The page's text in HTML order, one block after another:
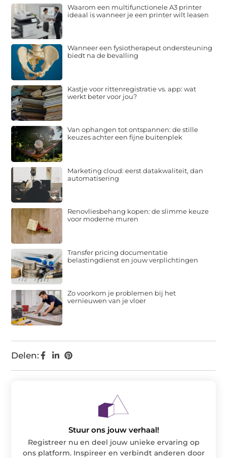
Delen:
Waarom een multifunctionele A3 printer
ideaal is wanneer je een printer wilt leasen
Wanneer een fysiotherapeut ondersteuning
biedt na de bevalling
Kastje voor rittenregistratie vs. app: wat
werkt beter voor jou?
Van ophangen tot ontspannen: de stille
keuzes achter een fijne buitenplek
Marketing cloud: eerst datakwaliteit, dan
automatisering
Renovliesbehang kopen: de slimme keuze
voor moderne muren
Transfer pricing documentatie
belastingdienst en jouw verplichtingen
Zo voorkom je problemen bij het
vernieuwen van je vloer
Stuur ons jouw verhaal!
Registreer nu en deel jouw unieke ervaring op
ons platform. Inspireer en verbindt anderen door